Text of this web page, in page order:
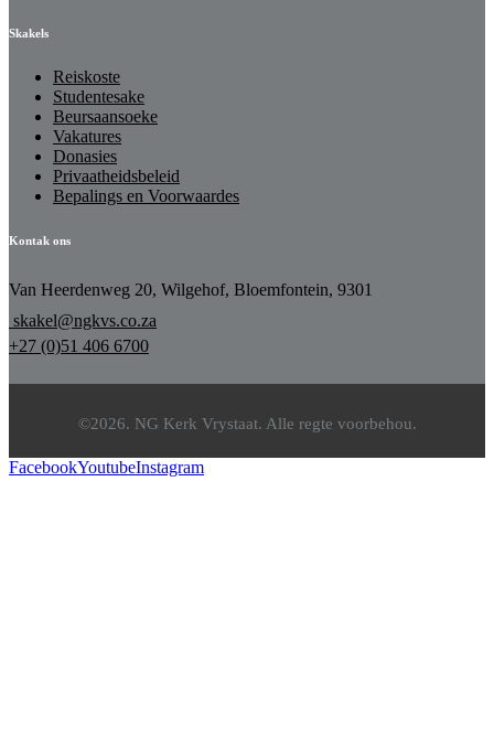
Skakels
Reiskoste
Studentesake
Beursaansoeke
Vakatures
Donasies
Privaatheidsbeleid
Bepalings en Voorwaardes
Kontak ons
Van Heerdenweg 20, Wilgehof, Bloemfontein, 9301
skakel@ngkvs.co.za
+27 (0)51 406 6700
©2026. NG Kerk Vrystaat. Alle regte voorbehou.
FacebookYoutubeInstagram